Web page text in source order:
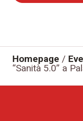
Homepage /
“Sanità 5.0” a